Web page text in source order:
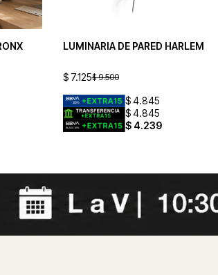
LUMINARIA DE PARED HARLEM
$ 7.125$ 9.500
$ 4.845
$ 4.845
$ 4.239